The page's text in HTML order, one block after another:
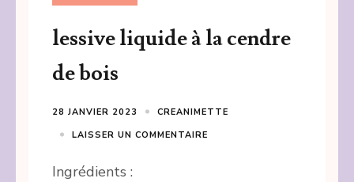
lessive liquide à la cendre
de bois
28 JANVIER 2023
CREANIMETTE
LAISSER UN COMMENTAIRE
Ingrédients :